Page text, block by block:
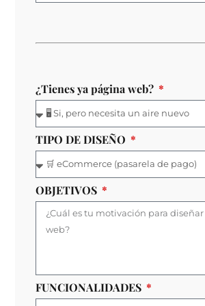
¿Tienes ya página web?
TIPO DE DISEÑO
OBJETIVOS
FUNCIONALIDADES